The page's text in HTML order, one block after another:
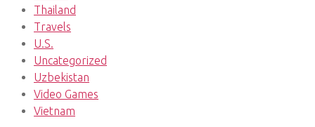
Thailand
Travels
U.S.
Uncategorized
Uzbekistan
Video Games
Vietnam